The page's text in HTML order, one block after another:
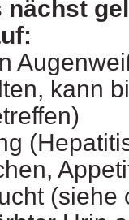
nächst
kann
(siehe